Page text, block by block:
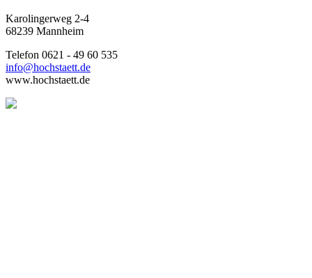
Karolingerweg 2-4
68239 Mannheim
Telefon 0621 - 49 60 535
info@hochstaett.de
www.hochstaett.de